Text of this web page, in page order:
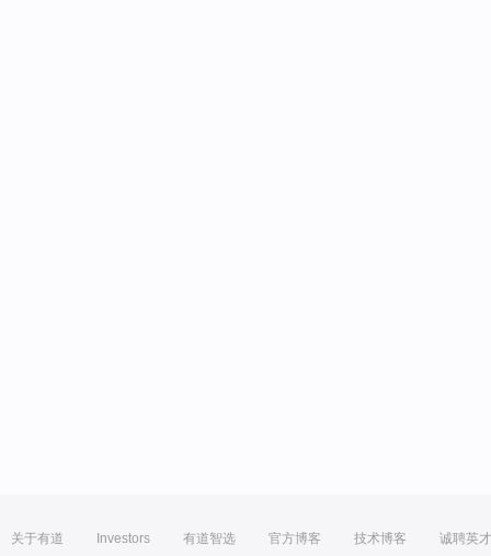
关于有道 Investors 有道智选 官方博客 技术博客 诚聘英才